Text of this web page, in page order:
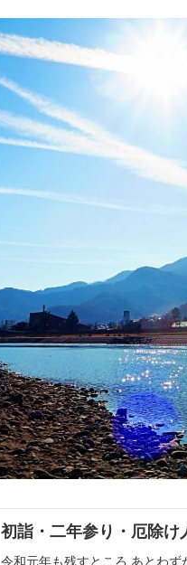
初詣・二年参り・厄除け
令和元年も残すところ あとわ